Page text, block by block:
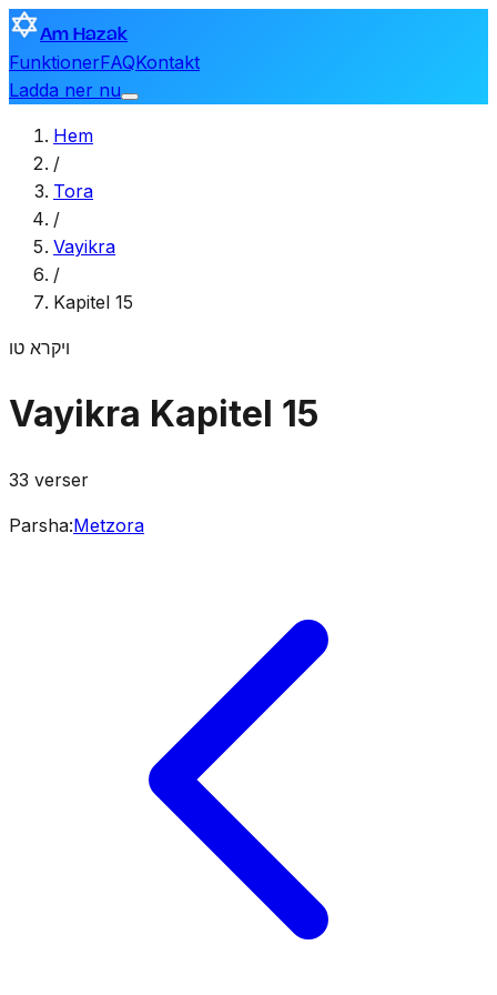
Am Hazak
FunktionerFAQKontakt
Ladda ner nu
Hem
/
Tora
/
Vayikra
/
Kapitel 15
ויקרא טו
Vayikra Kapitel 15
33 verser
Parsha:Metzora